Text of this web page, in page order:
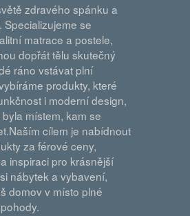
zdravého spánku a
se
matrace a postele,
dopřát tělu skutečný
ráno vstávat plní
produkty, které
i moderní design,
místem, kam se
cílem je nabídnout
za férové ceny,
inspiraci pro krásnější
nábytek a vybavení,
domov v místo plné